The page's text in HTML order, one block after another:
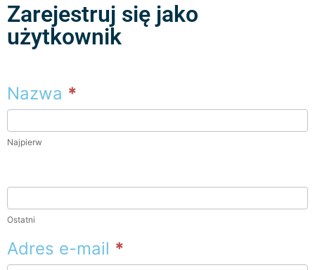
Zarejestruj się jako
użytkownik
Nazwa *
Najpierw
Ostatni
Adres e-mail *